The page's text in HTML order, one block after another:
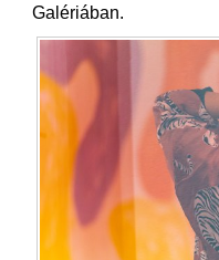
Galériában.